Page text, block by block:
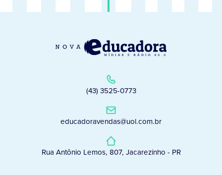
(43) 3525-0773
educadoravendas@uol.com.br
Rua Antônio Lemos, 807, Jacarezinho - PR